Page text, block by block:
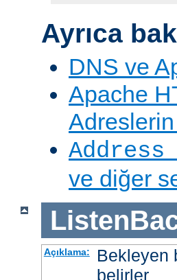
Ayrıca
DNS ve
Apache
Adreslerin
ve diğer
Açıklama:
Bekleyen
belirler